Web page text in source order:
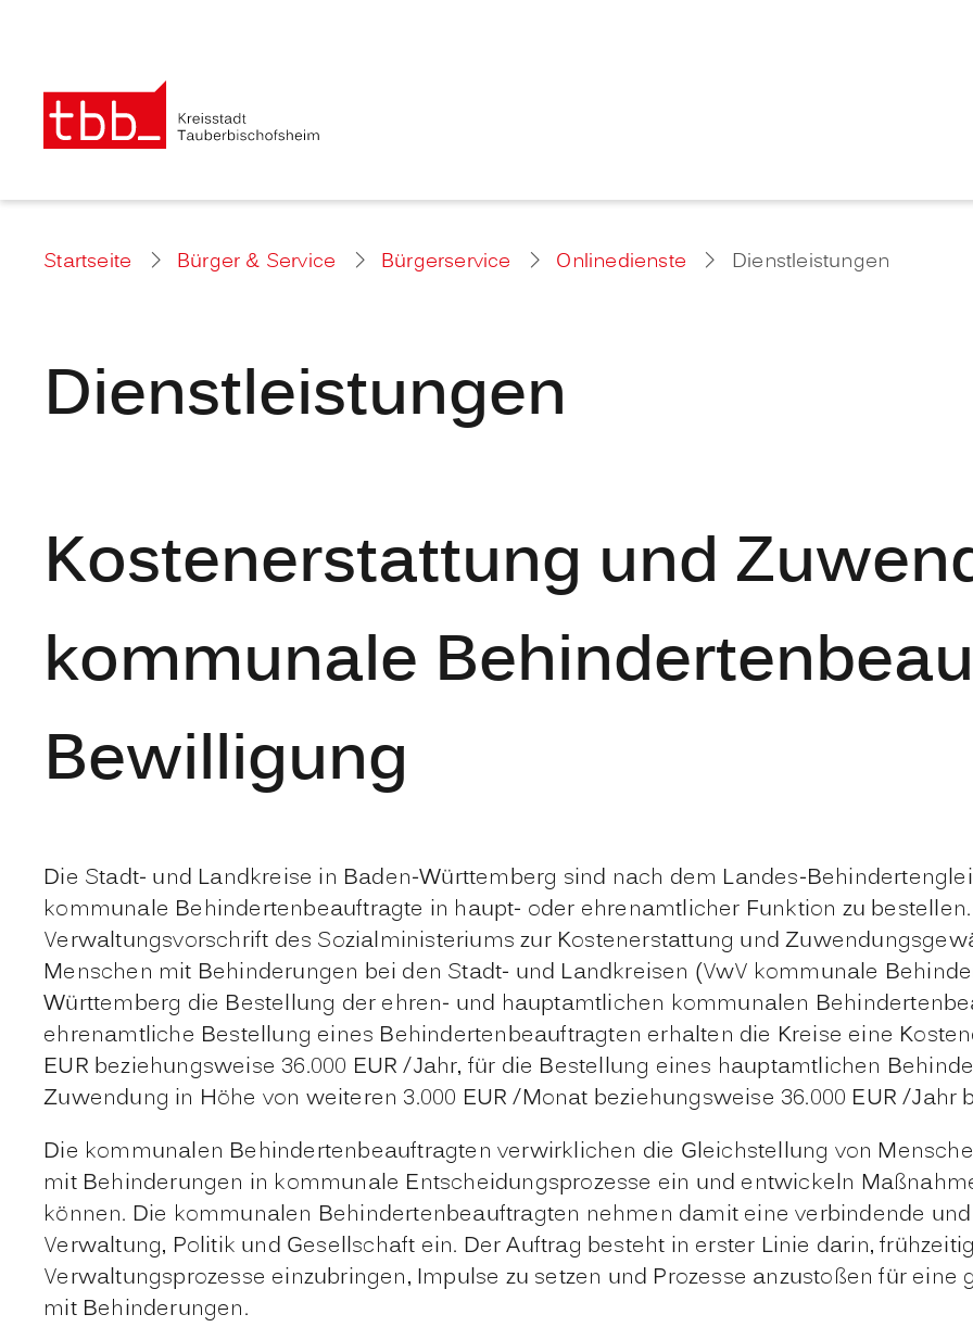
Startseite Bürger & Service Bürgerservice Onlinedienste Dienstleistungen
Dienstleistungen
Kostenerstattung und
kommunale
Bewilligung
Die Stadt- und Landkreise in Baden-Württemberg sind nach dem Landes-
kommunale Behindertenbeauftragte in haupt- oder ehrenamtlicher Funktion zu
Verwaltungsvorschrift des Sozialministeriums zur Kostenerstattung und
Menschen mit Behinderungen bei den Stadt- und Landkreisen (VwV kommunale
Württemberg die Bestellung der ehren- und hauptamtlichen kommunalen
ehrenamtliche Bestellung eines Behindertenbeauftragten erhalten die Kreise eine
EUR beziehungsweise 36.000 EUR /Jahr, für die Bestellung eines hauptamtlichen
Zuwendung in Höhe von weiteren 3.000 EUR /Monat beziehungsweise 36.000 EUR /Jahr
Die kommunalen Behindertenbeauftragten verwirklichen die Gleichstellung von
mit Behinderungen in kommunale Entscheidungsprozesse ein und entwickeln
können. Die kommunalen Behindertenbeauftragten nehmen damit eine verbindende
Verwaltung, Politik und Gesellschaft ein. Der Auftrag besteht in erster Linie darin,
Verwaltungsprozesse einzubringen, Impulse zu setzen und Prozesse anzustoßen für
mit Behinderungen.